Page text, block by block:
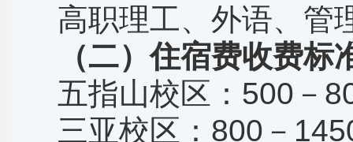
高职理工、外语、管
（二）住宿费收费标
五指山校区： 500 －
三亚校区： 800 －